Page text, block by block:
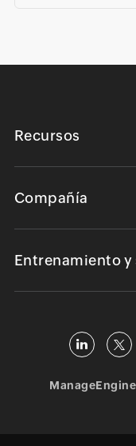
Recursos
Compañía
Entrenamiento
ManageEngine